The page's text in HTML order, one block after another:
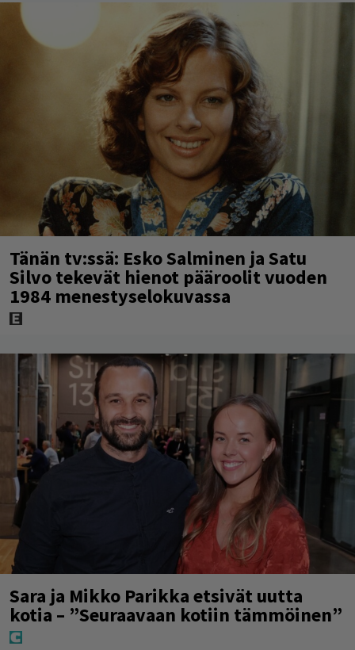
Tänän tv:ssä: Esko Salminen ja Satu
Silvo tekevät hienot pääroolit vuoden
1984 menestyselokuvassa
Sara ja Mikko Parikka etsivät uutta
kotia – ”Seuraavaan kotiin tämmöinen”